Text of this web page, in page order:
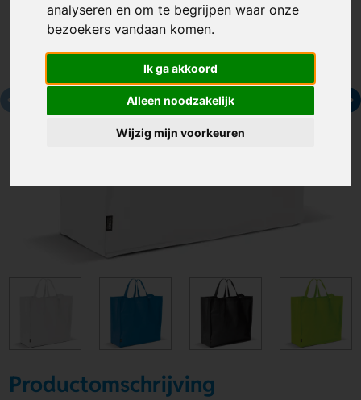
analyseren en om te begrijpen waar onze
bezoekers vandaan komen.
Ik ga akkoord
Alleen noodzakelijk
Wijzig mijn voorkeuren
Productomschrijving